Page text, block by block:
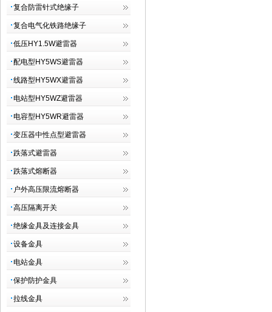
复合防雷针式绝缘子
复合电气化铁路绝缘子
低压HY1.5W避雷器
配电型HY5WS避雷器
线路型HY5WX避雷器
电站型HY5WZ避雷器
电容型HY5WR避雷器
变压器中性点型避雷器
跌落式避雷器
跌落式熔断器
户外高压限流熔断器
高压隔离开关
绝缘金具及连接金具
设备金具
电站金具
保护防护金具
拉线金具